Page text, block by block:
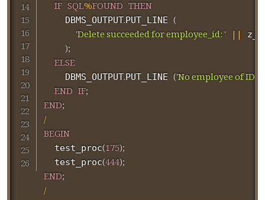
IF SQL%FOUND THEN
    DBMS_OUTPUT
.PUT_LINE (
'Delete succeeded for employee_id: ' ||
);
ELSE
    DBMS_OUTPUT
.PUT_LINE ('No employee of ID '
END IF;
END;
/
BEGIN
  test_proc
(175);
  test_proc
(444);
END;
/